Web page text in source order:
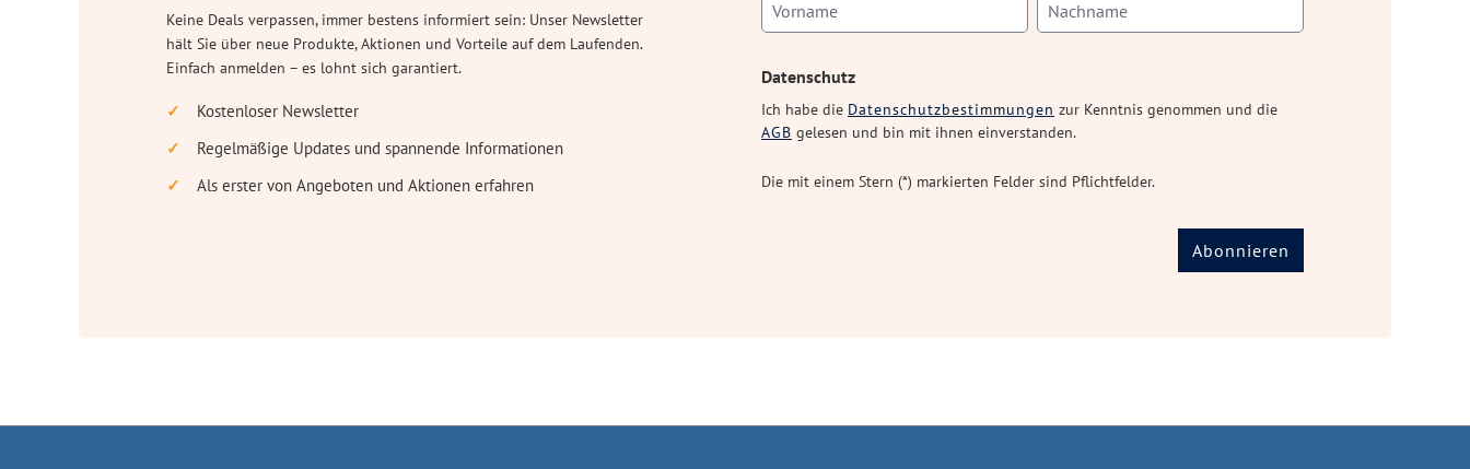
Keine Deals verpassen, immer bestens informiert sein: Unser Newsletter
hält Sie über neue Produkte, Aktionen und Vorteile auf dem Laufenden.
Einfach anmelden – es lohnt sich garantiert.
Kostenloser Newsletter
Regelmäßige Updates und spannende Informationen
Als erster von Angeboten und Aktionen erfahren
Datenschutz
Ich habe die Datenschutzbestimmungen zur Kenntnis genommen und die
AGB gelesen und bin mit ihnen einverstanden.
Die mit einem Stern (*) markierten Felder sind Pflichtfelder.
Abonnieren